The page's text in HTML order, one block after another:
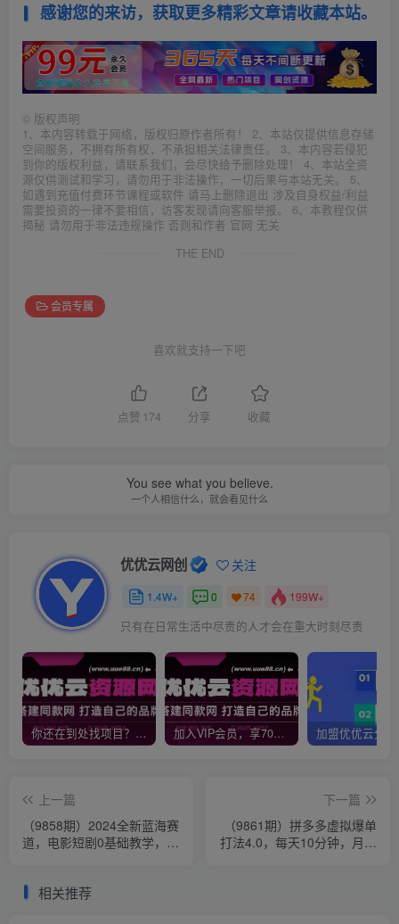
感谢您的来访，获取更多精彩文章请收藏本站。
© 版权声明
1、本内容转载于网络，版权归原作者所有！ 2、本站仅提供信息存储
空间服务，不拥有所有权，不承担相关法律责任。 3、本内容若侵犯
到你的版权利益，请联系我们，会尽快给予删除处理！ 4、本站全资
源仅供测试和学习，请勿用于非法操作，一切后果与本站无关。 5、
如遇到充值付费环节课程或软件 请马上删除退出 涉及自身权益/利益
需要投资的一律不要相信，访客发现请向客服举报。 6、本教程仅供
揭秘 请勿用于非法违规操作 否则和作者 官网 无关
THE END
会员专属
喜欢就支持一下吧
点赞 174 分享 收藏
You see what you believe.
一个人相信什么，就会看见什么
优优云网创 关注
1.4W+ 0 74 199W+
只有在日常生活中尽责的人才会在重大时刻尽责
你还在到处找项目？还在当韭菜？我靠网创资源站一个月收入5万+，曾经我也是个失败者。 加入VIP会员，享70%的推广提成，免费学习多种网上创业课程，菜鸟秒变大神！
上一篇
（9858期）2024全新蓝海赛
道，电影短剧0基础教学，小
下一篇
（9861期）拼多多虚拟爆单
打法4.0，每天10分钟，月产
相关推荐